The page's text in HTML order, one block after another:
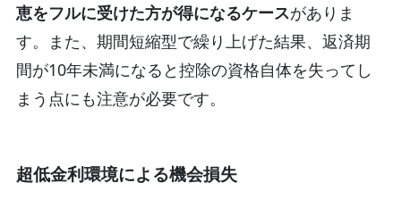
恵をフルに受けた方が得になるケースがありま
す。また、期間短縮型で繰り上げた結果、返済期
間が10年未満になると控除の資格自体を失ってし
まう点にも注意が必要です。
超低金利環境による機会損失